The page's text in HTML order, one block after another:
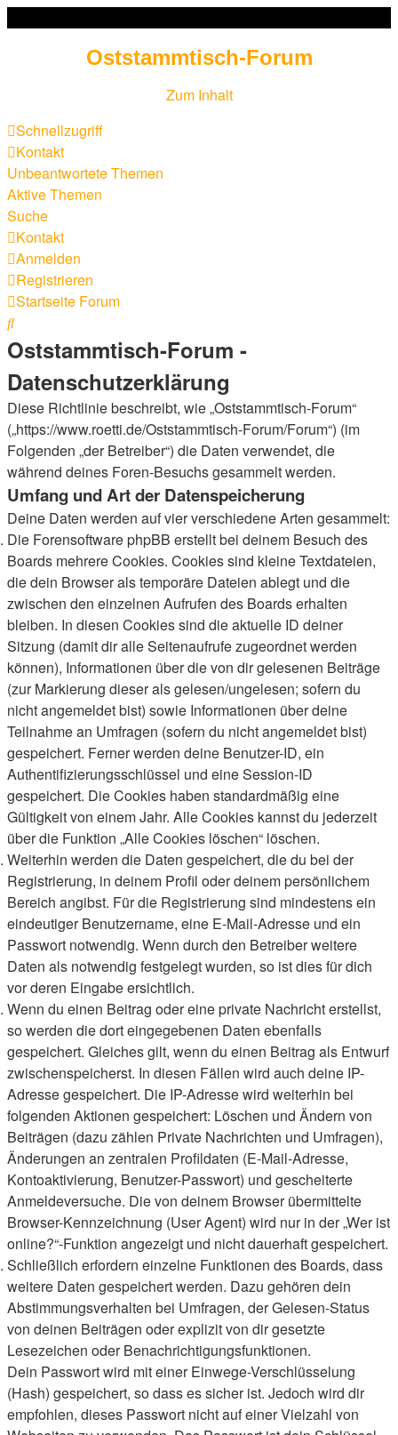
Oststammtisch-Forum
Zum Inhalt
Schnellzugriff
Kontakt
Unbeantwortete Themen
Aktive Themen
Suche
Kontakt
Anmelden
Registrieren
Startseite Forum
Suche
Oststammtisch-Forum -
Datenschutzerklärung
Diese Richtlinie beschreibt, wie „Oststammtisch-Forum“
(„https://www.roetti.de/Oststammtisch-Forum/Forum“) (im
Folgenden „der Betreiber“) die Daten verwendet, die
während deines Foren-Besuchs gesammelt werden.
Umfang und Art der Datenspeicherung
Deine Daten werden auf vier verschiedene Arten gesammelt:
Die Forensoftware phpBB erstellt bei deinem Besuch des
Boards mehrere Cookies. Cookies sind kleine Textdateien,
die dein Browser als temporäre Dateien ablegt und die
zwischen den einzelnen Aufrufen des Boards erhalten
bleiben. In diesen Cookies sind die aktuelle ID deiner
Sitzung (damit dir alle Seitenaufrufe zugeordnet werden
können), Informationen über die von dir gelesenen Beiträge
(zur Markierung dieser als gelesen/ungelesen; sofern du
nicht angemeldet bist) sowie Informationen über deine
Teilnahme an Umfragen (sofern du nicht angemeldet bist)
gespeichert. Ferner werden deine Benutzer-ID, ein
Authentifizierungsschlüssel und eine Session-ID
gespeichert. Die Cookies haben standardmäßig eine
Gültigkeit von einem Jahr. Alle Cookies kannst du jederzeit
über die Funktion „Alle Cookies löschen“ löschen.
Weiterhin werden die Daten gespeichert, die du bei der
Registrierung, in deinem Profil oder deinem persönlichem
Bereich angibst. Für die Registrierung sind mindestens ein
eindeutiger Benutzername, eine E-Mail-Adresse und ein
Passwort notwendig. Wenn durch den Betreiber weitere
Daten als notwendig festgelegt wurden, so ist dies für dich
vor deren Eingabe ersichtlich.
Wenn du einen Beitrag oder eine private Nachricht erstellst,
so werden die dort eingegebenen Daten ebenfalls
gespeichert. Gleiches gilt, wenn du einen Beitrag als Entwurf
zwischenspeicherst. In diesen Fällen wird auch deine IP-
Adresse gespeichert. Die IP-Adresse wird weiterhin bei
folgenden Aktionen gespeichert: Löschen und Ändern von
Beiträgen (dazu zählen Private Nachrichten und Umfragen),
Änderungen an zentralen Profildaten (E-Mail-Adresse,
Kontoaktivierung, Benutzer-Passwort) und gescheiterte
Anmeldeversuche. Die von deinem Browser übermittelte
Browser-Kennzeichnung (User Agent) wird nur in der „Wer ist
online?“-Funktion angezeigt und nicht dauerhaft gespeichert.
Schließlich erfordern einzelne Funktionen des Boards, dass
weitere Daten gespeichert werden. Dazu gehören dein
Abstimmungsverhalten bei Umfragen, der Gelesen-Status
von deinen Beiträgen oder explizit von dir gesetzte
Lesezeichen oder Benachrichtigungsfunktionen.
Dein Passwort wird mit einer Einwege-Verschlüsselung
(Hash) gespeichert, so dass es sicher ist. Jedoch wird dir
empfohlen, dieses Passwort nicht auf einer Vielzahl von